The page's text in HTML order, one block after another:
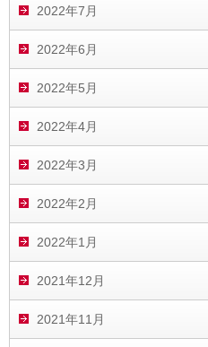
2022年7月
2022年6月
2022年5月
2022年4月
2022年3月
2022年2月
2022年1月
2021年12月
2021年11月